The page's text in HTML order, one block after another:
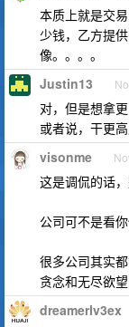
本质上就是交
少钱，乙方提
像。。。。
Justin13
对，但是想拿
或者说，干更高
visonme
这是调侃的话
公司可不是看
很多公司其实
贪念和无尽欲
dreamerlv3ex